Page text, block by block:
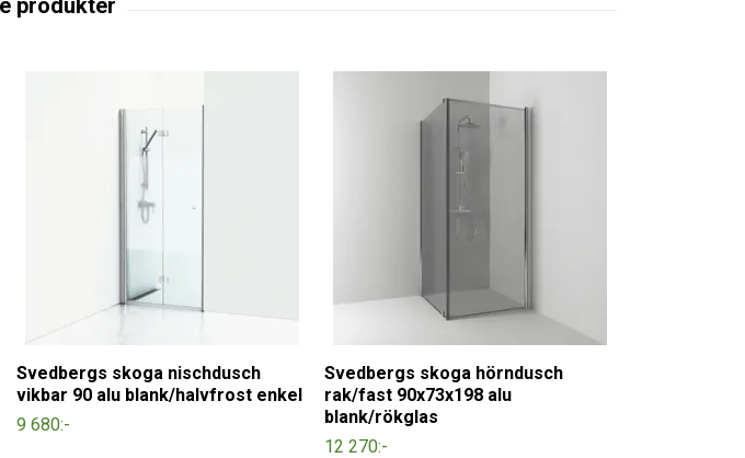
Svedbergs skoga nischdusch
vikbar 90 alu blank/halvfrost enkel
9 680:-
Svedbergs skoga hörndusch
rak/fast 90x73x198 alu
blank/rökglas
12 270:-